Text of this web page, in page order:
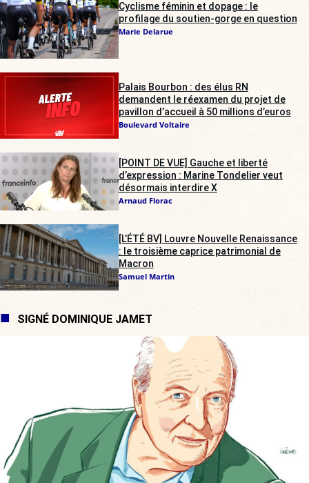
Cyclisme féminin et dopage : le
profilage du soutien-gorge en question
Marie Delarue
Palais Bourbon : des élus RN
demandent le réexamen du projet de
pavillon d’accueil à 50 millions d’euros
Boulevard Voltaire
[POINT DE VUE] Gauche et liberté
d’expression : Marine Tondelier veut
désormais interdire X
Arnaud Florac
[L’ÉTÉ BV] Louvre Nouvelle Renaissance
: le troisième caprice patrimonial de
Macron
Samuel Martin
SIGNÉ DOMINIQUE JAMET